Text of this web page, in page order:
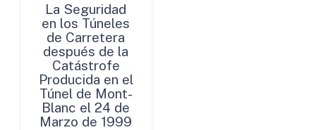
La Seguridad
en los Túneles
de Carretera
después de la
Catástrofe
Producida en el
Túnel de Mont-
Blanc el 24 de
Marzo de 1999